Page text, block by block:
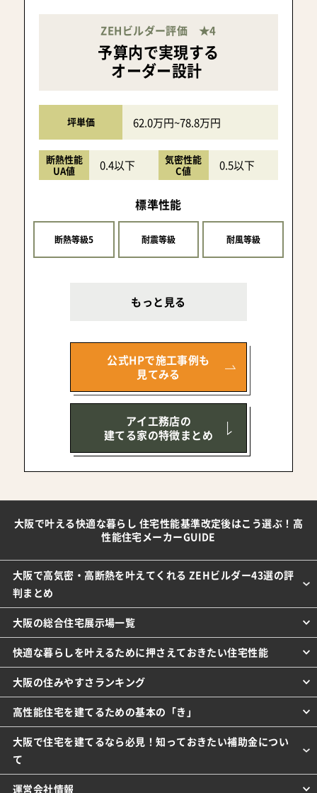
ZEHビルダー評価 ★4
予算内で実現する
オーダー設計
坪単価 62.0万円~78.8万円
断熱性能
UA値
0.4以下
気密性能
C値
0.5以下
標準性能
断熱等級5 耐震等級 耐風等級
もっと見る
公式HPで施工事例も
見てみる
アイ工務店の
建てる家の特徴まとめ
大阪で叶える快適な暮らし 住宅性能基準改定後はこう選ぶ！高
性能住宅メーカーGUIDE
大阪で高気密・高断熱を叶えてくれる ZEHビルダー43選の評
判まとめ
大阪の総合住宅展示場一覧
快適な暮らしを叶えるために押さえておきたい住宅性能
大阪の住みやすさランキング
高性能住宅を建てるための基本の「き」
大阪で住宅を建てるなら必見！知っておきたい補助金につい
て
運営会社情報